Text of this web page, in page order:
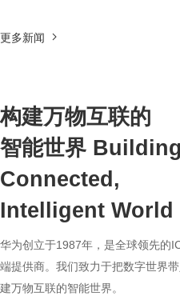
更多新闻
构建万物互联的
智能世界
Connected,
Intelligent World
华为创立于1987年，是全球领先的
端提供商。我们致力于把数字世界
建万物互联的智能世界。